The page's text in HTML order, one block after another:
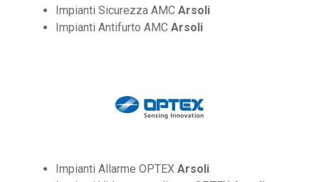
Impianti Sicurezza AMC Arsoli
Impianti Antifurto AMC Arsoli
Impianti Allarme OPTEX Arsoli